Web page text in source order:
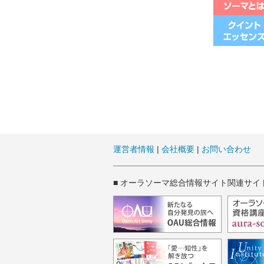
運営者情報 | 会社概要 | お問い合わせ
■ オーラソーマ総合情報サイト関連サイ